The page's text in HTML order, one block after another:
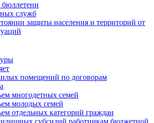
служб
защиты населения и территорий от
помещений по договорам
многодетных семей
молодых семей
отдельных категорий граждан
субсидий работникам бюджетной